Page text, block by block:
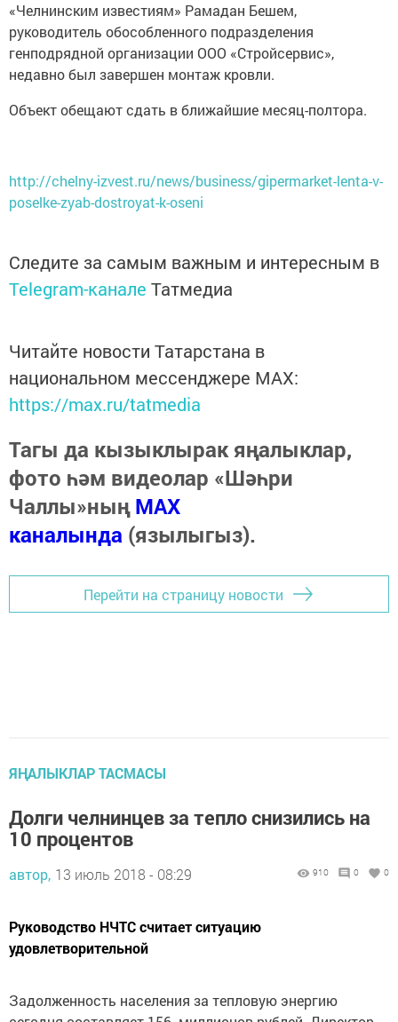
«Челнинским известиям» Рамадан Бешем,
руководитель обособленного подразделения
генподрядной организации ООО «Стройсервис»,
недавно был завершен монтаж кровли.
Объект обещают сдать в ближайшие месяц-полтора.
http://chelny-izvest.ru/news/business/gipermarket-lenta-v-
poselke-zyab-dostroyat-k-oseni
Следите за самым важным и интересным в
Telegram-канале Татмедиа
Читайте новости Татарстана в
национальном мессенджере MАХ:
https://max.ru/tatmedia
Тагы да кызыклырак яңалыклар,
фото һәм видеолар «Шәһри
Чаллы»ныңMAX
каналында (язылыгыз).
Перейти на страницу новости
ЯҢАЛЫКЛАР ТАСМАСЫ
Долги челнинцев за тепло снизились на
10 процентов
автор, 13 июль 2018 - 08:29 910 0 0
Руководство НЧТС считает ситуацию
удовлетворительной
Задолженность населения за тепловую энергию